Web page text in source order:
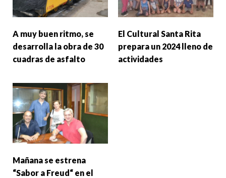
A muy buen ritmo, se
desarrolla la obra de 30
cuadras de asfalto
El Cultural Santa Rita
prepara un 2024 lleno de
actividades
Mañana se estrena
“Sabor a Freud“ en el